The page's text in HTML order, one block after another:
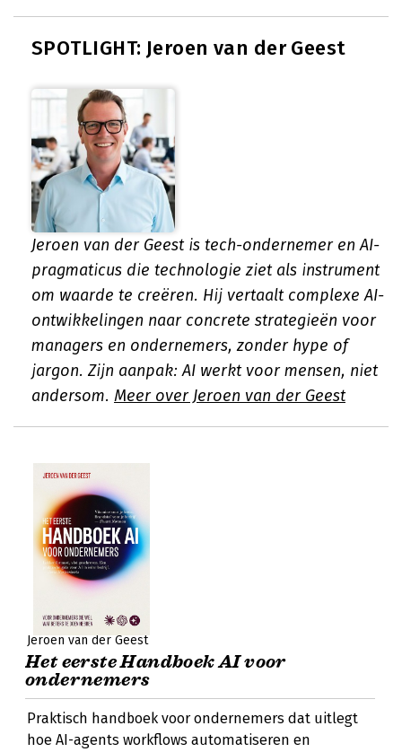
SPOTLIGHT: Jeroen van der Geest
Jeroen van der Geest is tech-ondernemer en AI-
pragmaticus die technologie ziet als instrument
om waarde te creëren. Hij vertaalt complexe AI-
ontwikkelingen naar concrete strategieën voor
managers en ondernemers, zonder hype of
jargon. Zijn aanpak: AI werkt voor mensen, niet
andersom. Meer over Jeroen van der Geest
Jeroen van der Geest
Het eerste Handboek AI voor
ondernemers
Praktisch handboek voor ondernemers dat uitlegt
hoe AI-agents workflows automatiseren en